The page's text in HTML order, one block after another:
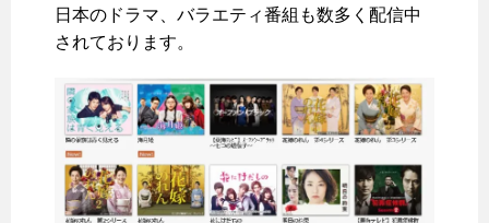
日本のドラマ、バラエティ番組も数多く配信中
されております。